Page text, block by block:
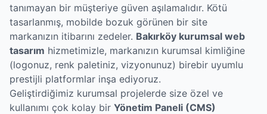
tanımayan bir müşteriye güven aşılamalıdır. Kötü
tasarlanmış, mobilde bozuk görünen bir site
markanızın itibarını zedeler. Bakırköy kurumsal web
tasarım hizmetimizle, markanızın kurumsal kimliğine
(logonuz, renk paletiniz, vizyonunuz) birebir uyumlu
prestijli platformlar inşa ediyoruz.
Geliştirdiğimiz kurumsal projelerde size özel ve
kullanımı çok kolay bir Yönetim Paneli (CMS)